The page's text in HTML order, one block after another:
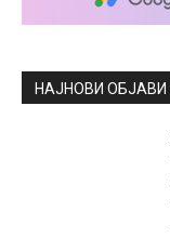
НАЈНОВИ ОБЈАВИ